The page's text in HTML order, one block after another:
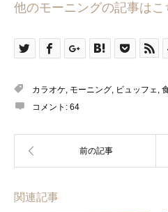
他のモーニングの記事は
カラオケ, モーニング, ビュッフェ,
コメント: 64
関連記事